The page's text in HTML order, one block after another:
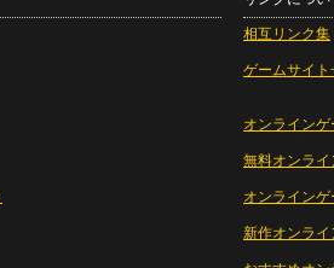
相互リンク集
ゲームサイト
オンラインゲ
無料オンライ
オンライン
新作オンライ